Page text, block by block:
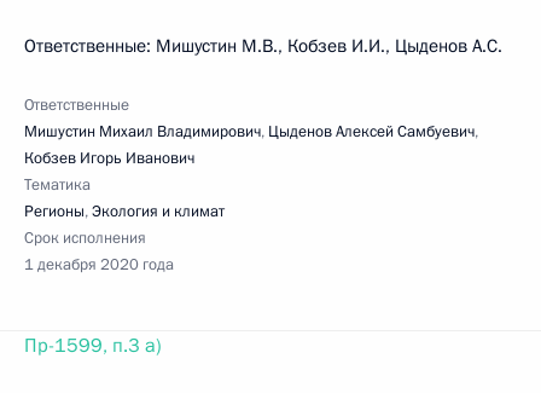
Ответственные: Мишустин М.В., Кобзев И.И., Цыденов А.С.
Ответственные
Мишустин Михаил Владимирович, Цыденов Алексей Самбуевич,
Кобзев Игорь Иванович
Тематика
Регионы,Экология и климат
Срок исполнения
1 декабря 2020 года
Пр-1599, п.3 а)